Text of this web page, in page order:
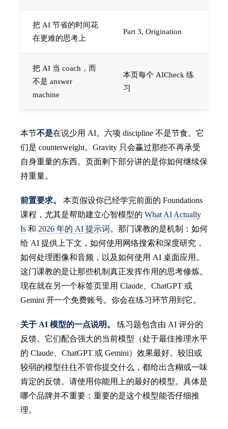
把 AI 节省的时间花
在更难的思考上
Part 3, Origination
把 AI 当 coach，而
不是 answer
machine
本页每个 AICheck 练
习
本节不是在说少用 AI。六项 discipline 不是节食。它
们是 counterweight。Gravity 只会赢过那些不再承受
自身重量的东西。页面剩下部分讲的是你如何继续保
持重量。
前置要求。
本页假设你已经学完前面的 Foundations
课程，尤其是帮助建立心智模型的 What AI Actually
Is 和 2026 年的 AI 提示词 。那门课教的是机制：如何
给 AI 提供上下文，如何使用网络搜索和深度研究，
如何处理图像和音频，以及如何使用 AI 桌面应用。
这门课教的是让那些机制真正发挥作用的思考修炼。
现在就在另一个标签页里用 Claude、ChatGPT 或
Gemini 开一个免费账号。你会在练习环节用到它。
关于 AI 模型的一点说明。
练习题包含由 AI 评分的
反馈。它们配合强大的当前模型（处于最佳推理水平
的 Claude、ChatGPT 或 Gemini）效果最好。较旧或
较弱的模型往往不管你提交什么，都给出含糊或一味
肯定的反馈。请使用你能用上的最好的模型。具体是
哪个品牌并不重要；重要的是这个模型能否仔细推
理。